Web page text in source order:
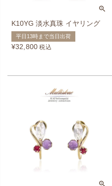
K10YG 淡水真珠 イヤリング
平日13時まで当日出荷
¥32,800 税込